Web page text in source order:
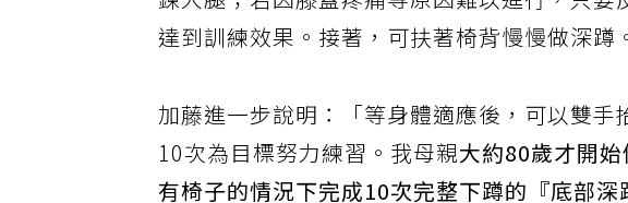
鍊大腿；若因膝蓋疼痛等原因難以進行，只
達到訓練效果。接著，可扶著椅背慢慢做深蹲
加藤進一步說明：「等身體適應後，可以雙
10次為目標努力練習。我母親大約80歲才開